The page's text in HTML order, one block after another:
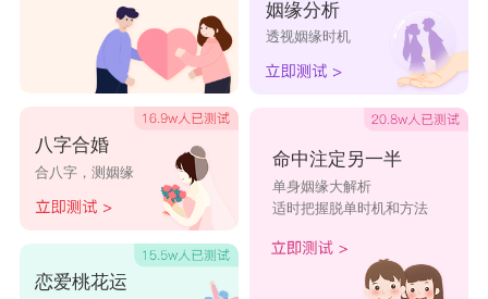
八字合婚
合八字，测姻缘
恋爱桃花运
姻缘分析
透视姻缘时机
命中注定另一半
单身姻缘大解析
适时把握脱单时机和方法